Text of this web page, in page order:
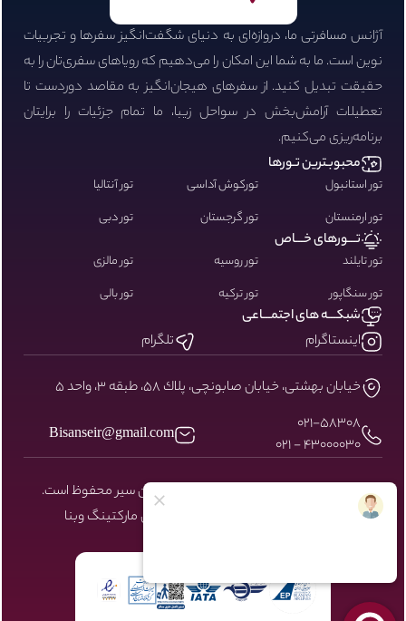
آژانس مسافرتی ما، دروازه‌ای به دنیای شگفت‌انگیز سفرها و تجربیات
نوین است. ما به شما این امکان را می‌دهیم که رویاهای سفری‌تان را به
حقیقت تبدیل کنید. از سفرهای هیجان‌انگیز به مقاصد دوردست تا
تعطیلات آرامش‌بخش در سواحل زیبا، ما تمام جزئیات را برایتان
برنامه‌ریزی می‌کنیم.
محبوبـترین تـورها
تور استانبول تورکوش آداسی
تور آنتالیا
تور ارمنستان
تور گرجستان تور دبی
تـــورهای خـــاص
تور تایلند تور روسیه
تور مالزی
تور سنگاپور
تور ترکیه تور بالی
شبکـــه های اجتمـــاعی
اینستاگرام
تلگرام
خيابان بهشتى، خيابان صابونچى، پلاك ٥٨، طبقه ٣، واحد ٥
۰۲۱-58308
43000030 - 021
Bisanseir@gmail.com
کلیه حقوق مادی و معنوی سایت نزد بیسان سیر محفوظ است.
طراحی و توسعه توسط شرکت دیجیتال مارکتینگوبنا